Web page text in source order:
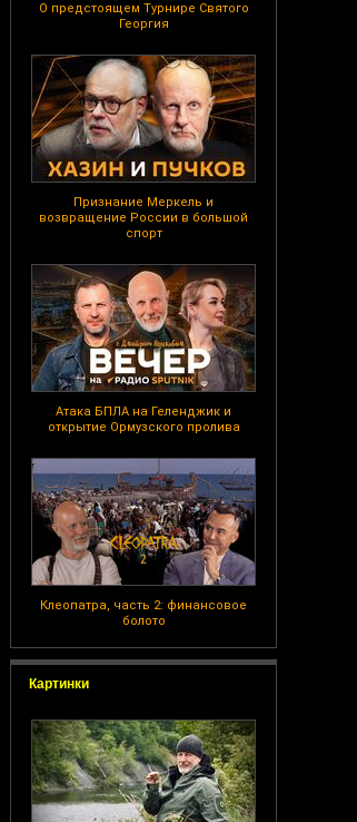
О предстоящем Турнире Святого
Георгия
Признание Меркель и
возвращение России в большой
спорт
Атака БПЛА на Геленджик и
открытие Ормузского пролива
Клеопатра, часть 2: финансовое
болото
Картинки